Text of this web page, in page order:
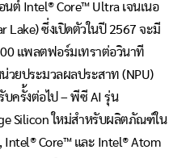
นต์ Intel® Core™ Ultra เจนเนอ
Lake) ซึ่งเปิดตัวในปี 2567 จะมี
แพลตฟอร์มเทราต่อวินาที
น่วยประมวลผลประสาท (NPU)
บครั้งต่อไป – พีซี AI รุ่น
Silicon ใหม่สำหรับผลิตภัณฑ์ใน
Intel® Core™ และ Intel® Atom